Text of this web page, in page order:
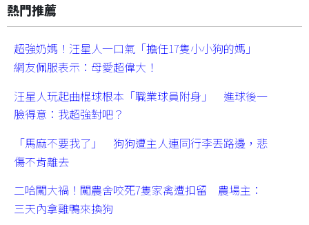
熱門推薦
超強奶媽！汪星人一口氣「擔任17隻小小狗的媽」
網友佩服表示：母愛超偉大！
汪星人玩起曲棍球根本「職業球員附身」 進球後一
臉得意：我超強對吧？
「馬麻不要我了」 狗狗遭主人連同行李丟路邊，悲
傷不肯離去
二哈闖大禍！闖農舍咬死7隻家禽遭扣留 農場主：
三天內拿雞鴨來換狗